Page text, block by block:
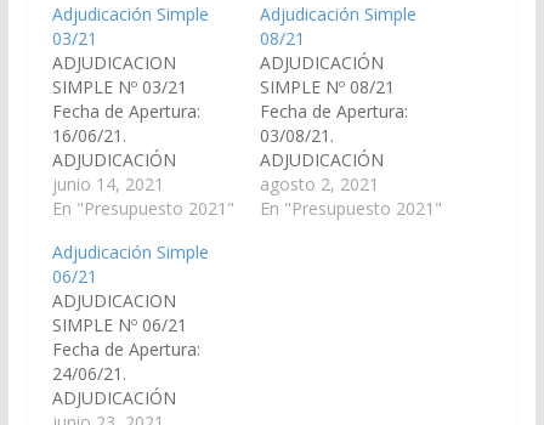
Adjudicación Simple
03/21
ADJUDICACION
SIMPLE Nº 03/21
Fecha de Apertura:
16/06/21.
ADJUDICACIÓN
SIMPLE 03/21: «2
CAJAS DE BARBIJOS
UNIDADES, 10
COFIAS, 2 CAJAS DE
GUANTES DE LATEX
TALLE M POR 50
UNIDADES, UNA CAJA
DE GUANTES DE
LATEX TALLE L POR
junio 14, 2021
En "Presupuesto 2021"
Adjudicación Simple
08/21
ADJUDICACIÓN
SIMPLE Nº 08/21
Fecha de Apertura:
03/08/21.
ADJUDICACIÓN
SIMPLE 08/21: «15
kilos de café molido, 3
agosto 2, 2021
En "Presupuesto 2021"
Adjudicación Simple
06/21
ADJUDICACION
SIMPLE Nº 06/21
Fecha de Apertura:
24/06/21.
ADJUDICACIÓN